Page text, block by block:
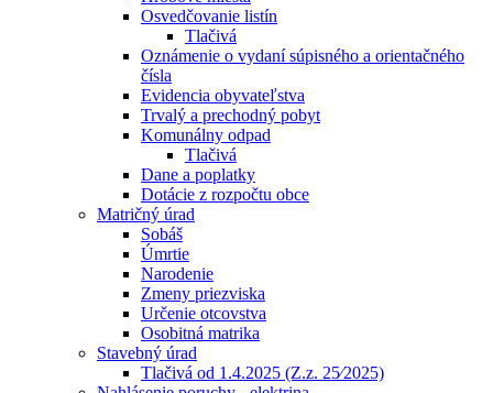
Osvedčovanie listín
Tlačivá
Oznámenie o vydaní súpisného a orientačného
čísla
Evidencia obyvateľstva
Trvalý a prechodný pobyt
Komunálny odpad
Tlačivá
Dane a poplatky
Dotácie z rozpočtu obce
Matričný úrad
Sobáš
Úmrtie
Narodenie
Zmeny priezviska
Určenie otcovstva
Osobitná matrika
Stavebný úrad
Tlačivá od 1.4.2025 (Z.z. 25⁄2025)